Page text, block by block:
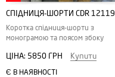
СПІДНИЦЯ-ШОРТИ CDR 12119
Коротка спідниця-шорти з
монограмою та поясом збоку
ЦІНА: 5850 ГРН Купити
Є В НАЯВНОСТІ